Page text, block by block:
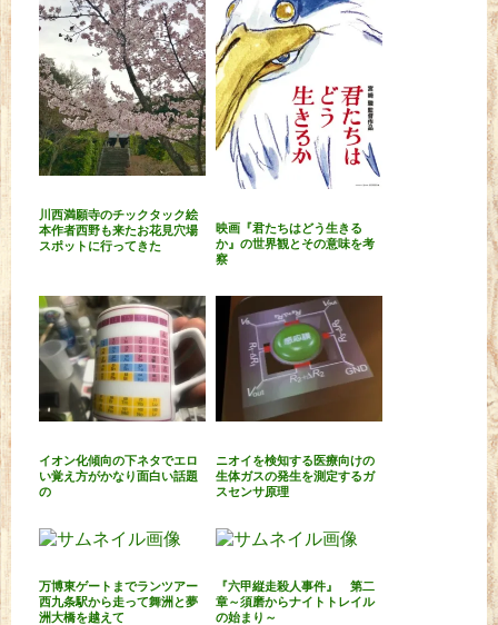
川西満願寺のチックタック絵
本作者西野も来たお花見穴場
スポットに行ってきた
映画『君たちはどう生きる
か』の世界観とその意味を考
察
イオン化傾向の下ネタでエロ
い覚え方がかなり面白い話題
の
ニオイを検知する医療向けの
生体ガスの発生を測定するガ
スセンサ原理
万博東ゲートまでランツアー
西九条駅から走って舞洲と夢
洲大橋を越えて
『六甲縦走殺人事件』 第二
章～須磨からナイトトレイル
の始まり～